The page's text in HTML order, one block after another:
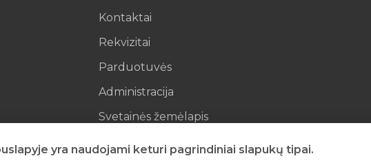
Kontaktai
Rekvizitai
Parduotuvės
Administracija
Svetainės žemėlapis
El parduotuvės kontaktai
yra naudojami keturi pagrindiniai slapukų tipai.